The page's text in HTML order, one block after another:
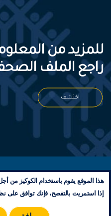
للمزيد من
راجع الملف
اكتشف
مخطط
هذا الموقع يقوم باستخدام الكوكيز من
إذا استمريت بالتفصح، فإنك توافق على